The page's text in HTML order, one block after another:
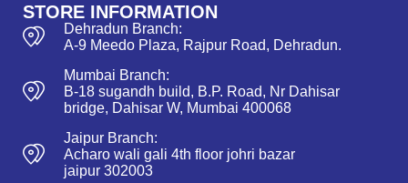
STORE INFORMATION
Dehradun Branch:
A-9 Meedo Plaza, Rajpur Road, Dehradun.
Mumbai Branch:
B-18 sugandh build, B.P. Road, Nr Dahisar
bridge, Dahisar W, Mumbai 400068
Jaipur Branch:
Acharo wali gali 4th floor johri bazar
jaipur 302003